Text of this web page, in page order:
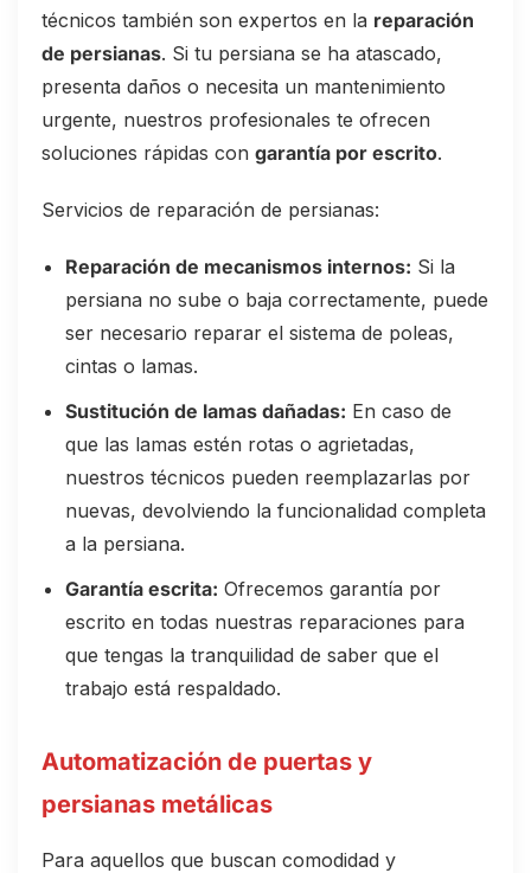
técnicos también son expertos en la reparación
de persianas. Si tu persiana se ha atascado,
presenta daños o necesita un mantenimiento
urgente, nuestros profesionales te ofrecen
soluciones rápidas con garantía por escrito.
Servicios de reparación de persianas:
Reparación de mecanismos internos: Si la
persiana no sube o baja correctamente, puede
ser necesario reparar el sistema de poleas,
cintas o lamas.
Sustitución de lamas dañadas: En caso de
que las lamas estén rotas o agrietadas,
nuestros técnicos pueden reemplazarlas por
nuevas, devolviendo la funcionalidad completa
a la persiana.
Garantía escrita: Ofrecemos garantía por
escrito en todas nuestras reparaciones para
que tengas la tranquilidad de saber que el
trabajo está respaldado.
Automatización de puertas y
persianas metálicas
Para aquellos que buscan comodidad y